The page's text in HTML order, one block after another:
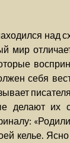
над
мир
себя
делают их
келье.